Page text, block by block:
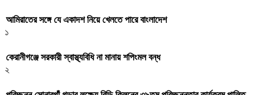
আমিরাতের সঙ্গে যে একাদশ নিয়ে খেলতে পারে বাংলাদেশ
১
কেরানীগঞ্জে সরকারী স্বাস্থ্যবিধি না মানায় শপিংমল বন্ধ
২